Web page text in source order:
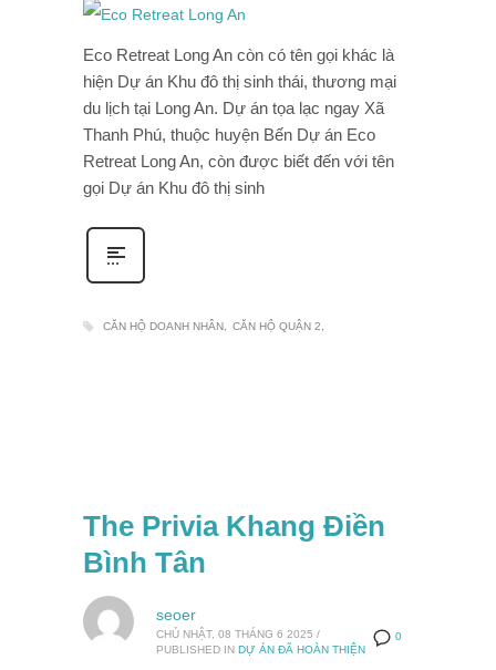
Eco Retreat Long An còn có tên gọi khác là
hiện Dự án Khu đô thị sinh thái, thương mại
du lịch tại Long An. Dự án tọa lạc ngay Xã
Thanh Phú, thuộc huyện Bến Dự án Eco
Retreat Long An, còn được biết đến với tên
gọi Dự án Khu đô thị sinh
CĂN HỘ DOANH NHÂN CĂN HỘ QUẬN 2
The Privia Khang Điền
Bình Tân
0
seoer
CHỦ NHẬT, 08 THÁNG 6 2025 /
PUBLISHED IN DỰ ÁN ĐÃ HOÀN THIỆN